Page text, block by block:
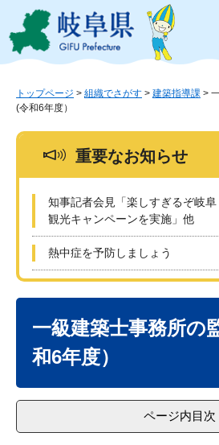
ジ
ュ
このページの本文
トップページ > 組織でさがす > 建築指導課 >
(令和6年度）
重要なお知らせ
知事記者会見「楽しすぎるぞ岐
観光キャンペーンを実施」他
熱中症を予防しましょう
一級建築士事務所の
和6年度）
ページ内目次